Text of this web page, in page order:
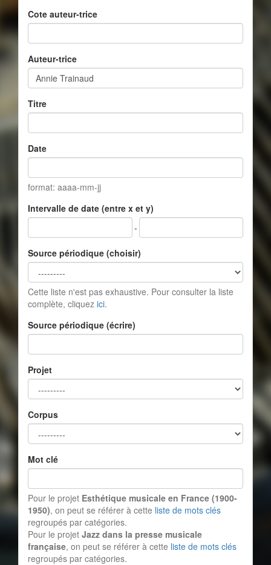
Cote auteur-trice
Auteur-trice
Titre
Date
format: aaaa-mm-jj
Intervalle de date (entre x et y)
-
Source périodique (choisir)
Cette liste n'est pas exhaustive. Pour consulter la liste
complète, cliquez ici.
Source périodique (écrire)
Projet
Corpus
Mot clé
Pour le projet Esthétique musicale en France (1900-
1950), on peut se référer à cette liste de mots clés
regroupés par catégories.
Pour le projet Jazz dans la presse musicale
française, on peut se référer à cette liste de mots clés
regroupés par catégories.